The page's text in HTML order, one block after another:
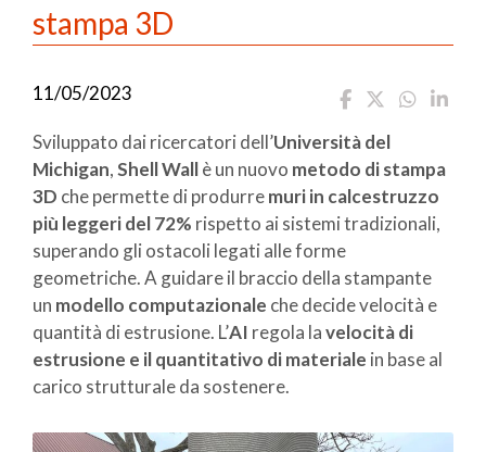
stampa 3D
11/05/2023
Sviluppato dai ricercatori dell’Università del
Michigan,Shell Wallè un nuovo metodo di stampa
3D che permette di produrremuri in calcestruzzo
più leggeri del 72% rispetto ai sistemi tradizionali,
superando gli ostacoli legati alle forme
geometriche. A guidare il braccio della stampante
un modello computazionale che decide velocità e
quantità di estrusione. L’AI regola lavelocità di
estrusione e il quantitativo di materiale in base al
carico strutturale da sostenere.